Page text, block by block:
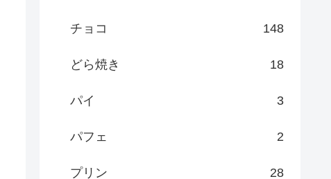
チョコ 148
どら焼き 18
パイ 3
パフェ 2
プリン 28